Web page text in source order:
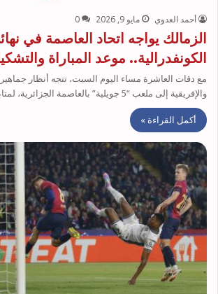
أحمد العدوي مايو 9, 2026 0
الزمالك يواجه اتحاد العاصمة في
الكونفدرالية.. موعد المباراة
مع دقات العاشرة مساء اليوم السبت، تتجه أنظار جماهير
والإفريقية إلى ملعب “5 جويلية” بالعاصمة الجزائرية، لمتابعة المواجهة…
أكمل القراءة »